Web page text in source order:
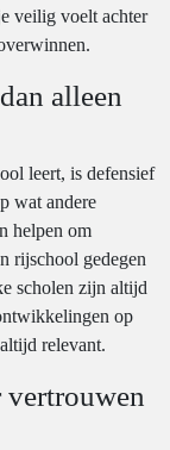
veilig voelt achter
alleen
leert, is defensief
wat andere
helpen om
rijschool gedegen
scholen zijn altijd
op
relevant.